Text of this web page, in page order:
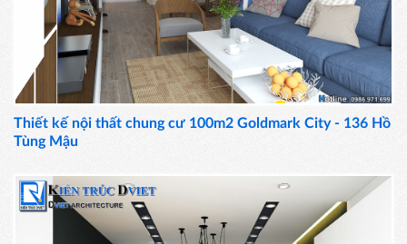
Thiết kế nội thất chung cư 100m2 Goldmark City - 136 Hồ
Tùng Mậu